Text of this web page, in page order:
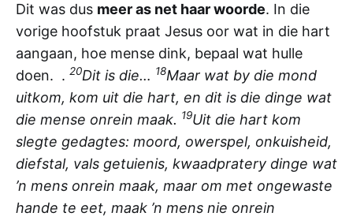
Dit was dus meer as net haar woorde. In die
vorige hoofstuk praat Jesus oor wat in die hart
aangaan, hoe mense dink, bepaal wat hulle
doen. . 20Dit is die… 18Maar wat by die mond
uitkom, kom uit die hart, en dit is die dinge wat
die mense onrein maak. 19Uit die hart kom
slegte gedagtes: moord, owerspel, onkuisheid,
diefstal, vals getuienis, kwaadpratery dinge wat
’n mens onrein maak, maar om met ongewaste
hande te eet, maak ’n mens nie onrein